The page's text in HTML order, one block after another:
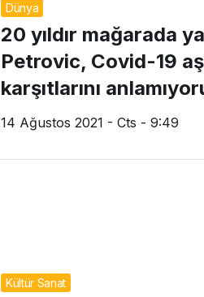
Dünya
20 yıldır mağarada
Petrovic, Covid-19
karşıtlarını
14 Ağustos 2021 - Cts - 9:49
Kültür Sanat